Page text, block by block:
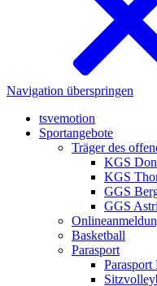
Navigation überspringen
tsvemotion
Sportangebote
Träger des
KGS
KGS
GGS
GGS
Basketball
Parasport
Parasport